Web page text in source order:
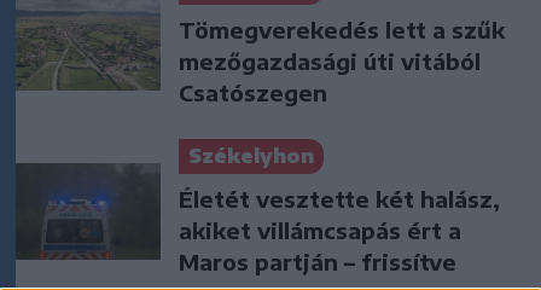
Tömegverekedés lett a szűk
mezőgazdasági úti vitából
Csatószegen
Székelyhon
Életét vesztette két halász,
akiket villámcsapás ért a
Maros partján – frissítve